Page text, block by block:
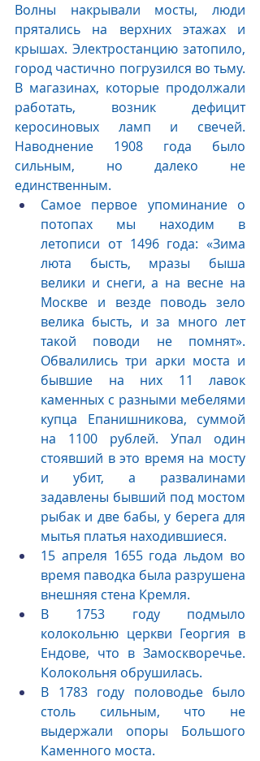
Волны накрывали мосты, люди
прятались на верхних этажах и
крышах. Электростанцию затопило,
город частично погрузился во тьму.
В магазинах, которые продолжали
работать, возник дефицит
керосиновых ламп и свечей.
Наводнение 1908 года было
сильным, но далеко не
единственным.
Самое первое упоминание о
потопах мы находим в
летописи от 1496 года: «Зима
люта бысть, мразы быша
велики и снеги, а на весне на
Москве и везде поводь зело
велика бысть, и за много лет
такой поводи не помнят».
Обвалились три арки моста и
бывшие на них 11 лавок
каменных с разными мебелями
купца Епанишникова, суммой
на 1100 рублей. Упал один
стоявший в это время на мосту
и убит, а развалинами
задавлены бывший под мостом
рыбак и две бабы, у берега для
мытья платья находившиеся.
15 апреля 1655 года льдом во
время паводка была разрушена
внешняя стена Кремля.
В 1753 году подмыло
колокольню церкви Георгия в
Ендове, что в Замоскворечье.
Колокольня обрушилась.
В 1783 году половодье было
столь сильным, что не
выдержали опоры Большого
Каменного моста.